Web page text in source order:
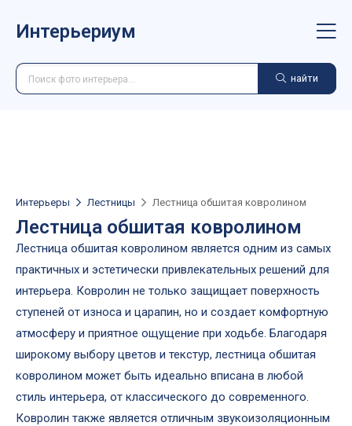
Интерьериум
найти
Интерьеры Лестницы Лестница обшитая ковролином
Лестница обшитая ковролином
Лестница обшитая ковролином является одним из самых
практичных и эстетически привлекательных решений для
интерьера. Ковролин не только защищает поверхность
ступеней от износа и царапин, но и создает комфортную
атмосферу и приятное ощущение при ходьбе. Благодаря
широкому выбору цветов и текстур, лестница обшитая
ковролином может быть идеально вписана в любой
стиль интерьера, от классического до современного.
Ковролин также является отличным звукоизоляционным